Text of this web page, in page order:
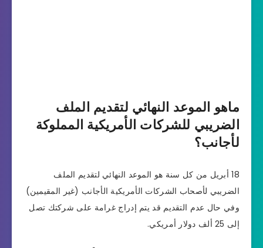
ماهو الموعد النهائي لتقديم الملف
الضريبي للشركات الأمريكية المملوكة
لأجانب؟
18 أبريل من كل سنة هو الموعد النهائي لتقديم الملف
الضريبي لأصحاب الشركات الأمريكية الأجانب (غير المقيمين)
وفي حال عدم التقديم قد يتم إدراج غرامة على شركتك تصل
إلى 25 ألف دولار أمريكي.